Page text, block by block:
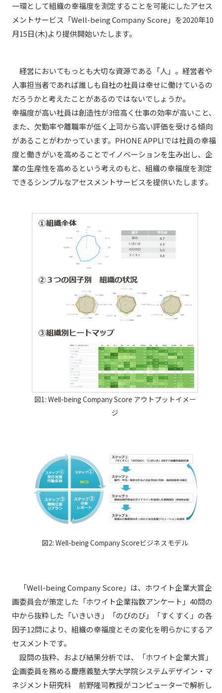
一環として組織の幸福度を測定することを可能にしたアセス
メントサービス「Well-being Company Score」を2020年10
月15日(木)より提供開始いたします。
経営においてもっとも大切な資源である「人」。経営者や
人事担当者であれば誰しも自社の社員は幸せに働けているの
だろうかと考えたことがあるのではないでしょうか。
幸福度が高い社員は創造性が3倍高く仕事の効率が高いこと、
また、欠勤率や離職率が低く上司から高い評価を受ける傾向
があることがわかっています。PHONE APPLIでは社員の幸福
度と働きがいを高めることでイノベーションを生み出し、企
業の生産性を高めるという考えのもと、組織の幸福度を測定
できるシンプルなアセスメントサービスを提供いたします。
図1: Well-being Company Score アウトプットイメー
ジ
図2: Well-being Company Scoreビジネスモデル
「Well-being Company Score」は、ホワイト企業大賞企
画委員会が策定した「ホワイト企業指数アンケート」40問の
中から抜粋した「いきいき」「のびのび」「すくすく」の各
因子12問により、組織の幸福度とその変化を明らかにするア
セスメントです。
設問の抜粋、および結果分析では、「ホワイト企業大賞」
企画委員を務める慶應義塾大学大学院システムデザイン・マ
ネジメント研究科 前野隆司教授がコンピューターで解析し